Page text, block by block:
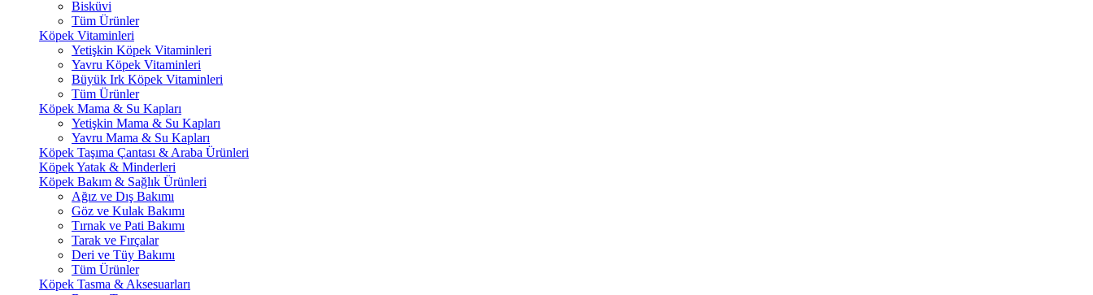
Bisküvi
Tüm Ürünler
Köpek Vitaminleri
Yetişkin Köpek Vitaminleri
Yavru Köpek Vitaminleri
Büyük Irk Köpek Vitaminleri
Tüm Ürünler
Köpek Mama & Su Kapları
Yetişkin Mama & Su Kapları
Yavru Mama & Su Kapları
Köpek Taşıma Çantası & Araba Ürünleri
Köpek Yatak & Minderleri
Köpek Bakım & Sağlık Ürünleri
Ağız ve Dış Bakımı
Göz ve Kulak Bakımı
Tırnak ve Pati Bakımı
Tarak ve Fırçalar
Deri ve Tüy Bakımı
Tüm Ürünler
Köpek Tasma & Aksesuarları